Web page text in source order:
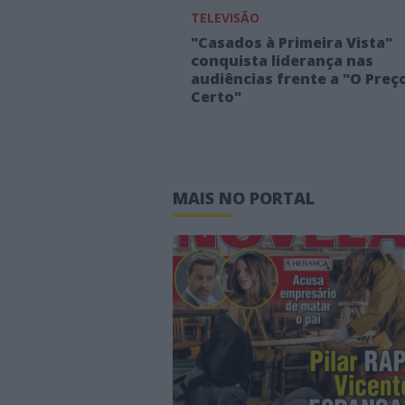
TELEVISÃO
"Casados à Primeira Vista"
conquista liderança nas
audiências frente a "O
Certo"
MAIS NO PORTAL